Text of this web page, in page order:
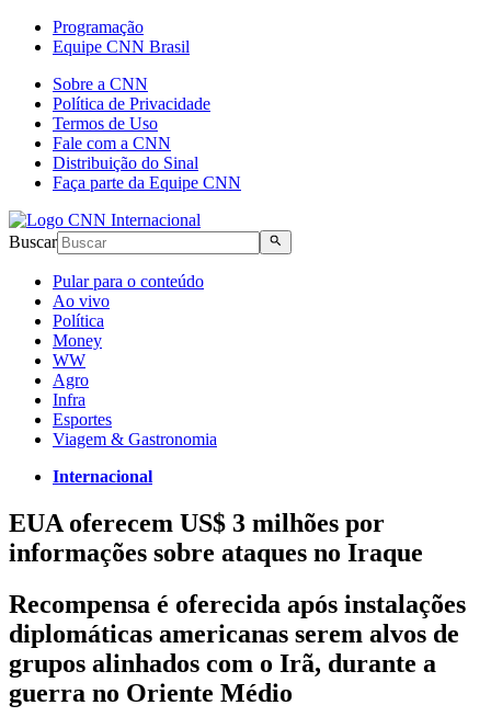
Programação
Equipe CNN Brasil
Sobre a CNN
Política de Privacidade
Termos de Uso
Fale com a CNN
Distribuição do Sinal
Faça parte da Equipe CNN
Buscar
Pular para o conteúdo
Ao vivo
Política
Money
WW
Agro
Infra
Esportes
Viagem & Gastronomia
Internacional
EUA oferecem US$ 3 milhões por
informações sobre ataques no Iraque
Recompensa é oferecida após instalações
diplomáticas americanas serem alvos de
grupos alinhados com o Irã, durante a
guerra no Oriente Médio